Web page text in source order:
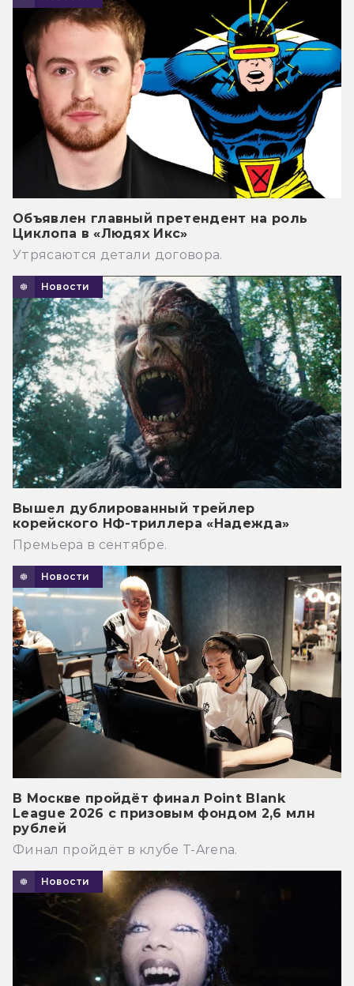
Объявлен главный претендент на роль
Циклопа в «Людях Икс»
Утрясаются детали договора.
Новости
Вышел дублированный трейлер
корейского НФ-триллера «Надежда»
Премьера в сентябре.
Новости
В Москве пройдёт финал Point Blank
League 2026 с призовым фондом 2,6 млн
рублей
Финал пройдёт в клубе T-Arena.
Новости